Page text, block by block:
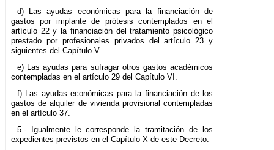
d) Las ayudas económicas para la financiación de
gastos por implante de prótesis contemplados en el
artículo 22 y la financiación del tratamiento psicológico
prestado por profesionales privados del artículo 23 y
siguientes del Capítulo V.
e) Las ayudas para sufragar otros gastos académicos
contempladas en el artículo 29 del Capítulo VI.
f) Las ayudas económicas para la financiación de los
gastos de alquiler de vivienda provisional contempladas
en el artículo 37.
5.- Igualmente le corresponde la tramitación de los
expedientes previstos en el Capítulo X de este Decreto.